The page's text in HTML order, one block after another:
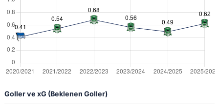
Goller ve xG (Beklenen Goller)